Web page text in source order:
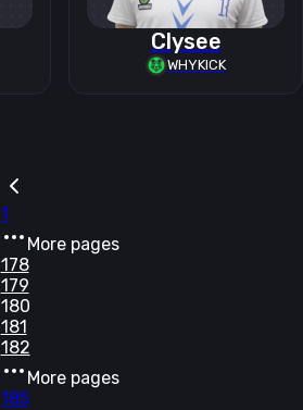
Clysee
WHYKICK
1
More pages
178
179
180
181
182
More pages
185